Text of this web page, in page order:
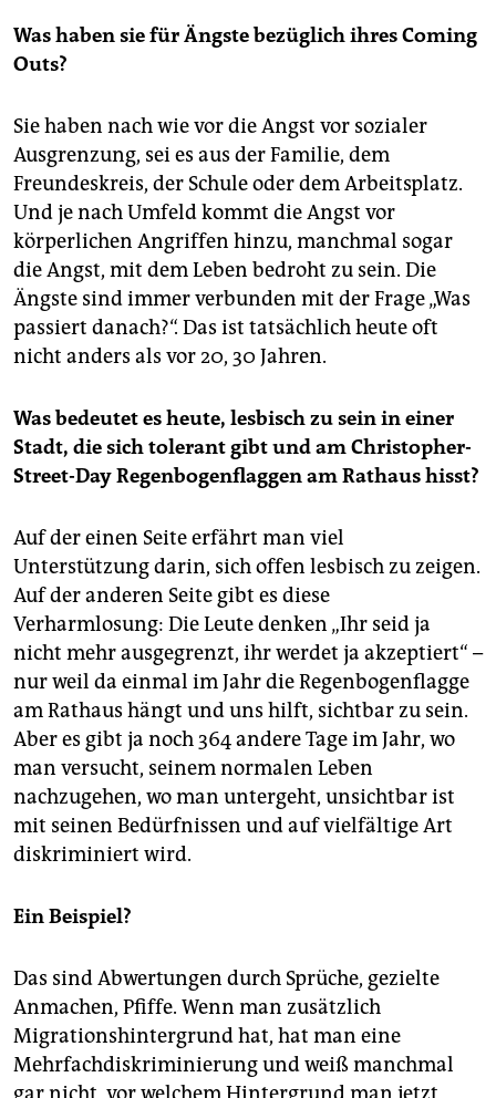
Was haben sie für Ängste bezüglich ihres Coming
Outs?
Sie haben nach wie vor die Angst vor sozialer
Ausgrenzung, sei es aus der Familie, dem
Freundeskreis, der Schule oder dem Arbeitsplatz.
Und je nach Umfeld kommt die Angst vor
körperlichen Angriffen hinzu, manchmal sogar
die Angst, mit dem Leben bedroht zu sein. Die
Ängste sind immer verbunden mit der Frage „Was
passiert danach?“. Das ist tatsächlich heute oft
nicht anders als vor 20, 30 Jahren.
Was bedeutet es heute, lesbisch zu sein in einer
Stadt, die sich tolerant gibt und am Christopher-
Street-Day Regenbogenflaggen am Rathaus hisst?
Auf der einen Seite erfährt man viel
Unterstützung darin, sich offen lesbisch zu zeigen.
Auf der anderen Seite gibt es diese
Verharmlosung: Die Leute denken „Ihr seid ja
nicht mehr ausgegrenzt, ihr werdet ja akzeptiert“ –
nur weil da einmal im Jahr die Regenbogenflagge
am Rathaus hängt und uns hilft, sichtbar zu sein.
Aber es gibt ja noch 364 andere Tage im Jahr, wo
man versucht, seinem normalen Leben
nachzugehen, wo man untergeht, unsichtbar ist
mit seinen Bedürfnissen und auf vielfältige Art
diskriminiert wird.
Ein Beispiel?
Das sind Abwertungen durch Sprüche, gezielte
Anmachen, Pfiffe. Wenn man zusätzlich
Migrationshintergrund hat, hat man eine
Mehrfachdiskriminierung und weiß manchmal